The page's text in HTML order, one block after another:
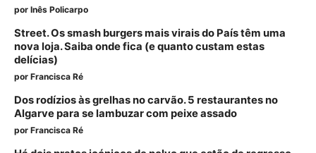
por Inês Policarpo
Street. Os smash burgers mais virais do País têm uma
nova loja. Saiba onde fica (e quanto custam estas
delícias)
por Francisca Ré
Dos rodízios às grelhas no carvão. 5 restaurantes no
Algarve para se lambuzar com peixe assado
por Francisca Ré